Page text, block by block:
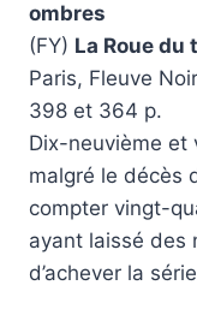
ombres
(FY) La Roue du
Paris, Fleuve
398 et 364 p.
Dix-neuvième et
malgré le décès
compter vingt-
ayant laissé des
d’achever la